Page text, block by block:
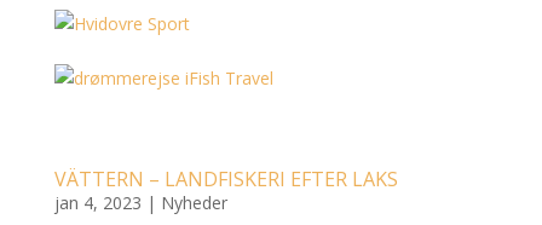
VÄTTERN – LANDFISKERI EFTER LAKS
jan 4, 2023 | Nyheder